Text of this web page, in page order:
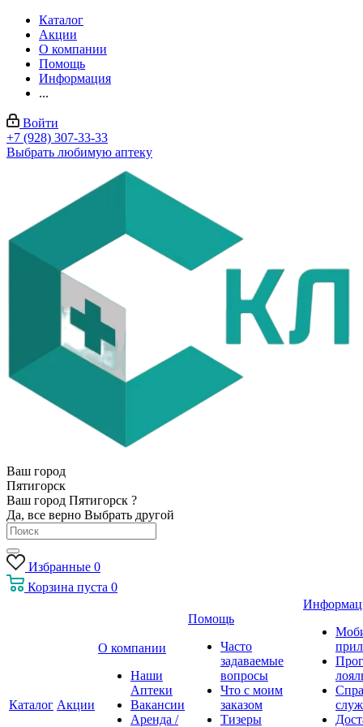
Каталог
Акции
О компании
Помощь
Информация
...
Войти
+7 (928) 307-33-33
Выбрать любимую аптеку
Ваш город
Пятигорск
Ваш город Пятигорск ?
Да, все верно Выбрать другой
Избранные 0
Корзина пуста 0
Каталог Акции
О компании
Наши
Аптеки
Вакансии
Аренда /
Помощь
Часто
задаваемые
вопросы
Что с моим
заказом
Тизеры